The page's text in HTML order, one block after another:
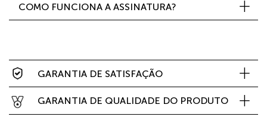
COMO FUNCIONA A ASSINATURA?
GARANTIA DE SATISFAÇÃO
GARANTIA DE QUALIDADE DO PRODUTO